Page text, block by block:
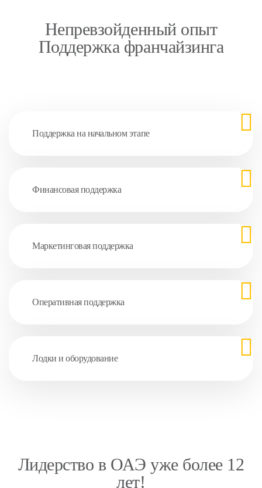
Непревзойденный опыт
Поддержка франчайзинга
Поддержка на начальном этапе
Финансовая поддержка
Маркетинговая поддержка
Оперативная поддержка
Лодки и оборудование
Лидерство в ОАЭ уже более 12
лет!